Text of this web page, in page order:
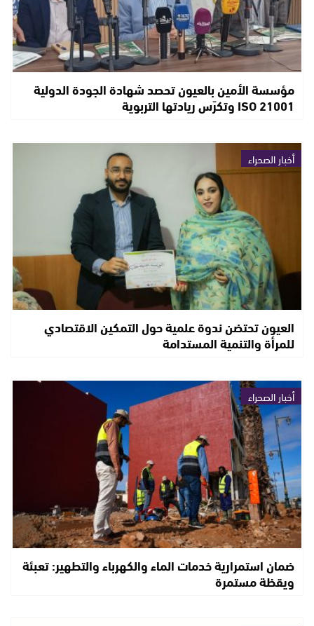
مؤسسة الأمين بالعيون تحصد شهادة الجودة الدولية
ISO 21001 وتكرّس ريادتها التربوية
أخبار الصحراء
العيون تحتضن ندوة علمية حول التمكين الاقتصادي
للمرأة والتنمية المستدامة
أخبار الصحراء
ضمان استمرارية خدمات الماء والكهرباء والتطهير: تعبئة
ويقظة مستمرة